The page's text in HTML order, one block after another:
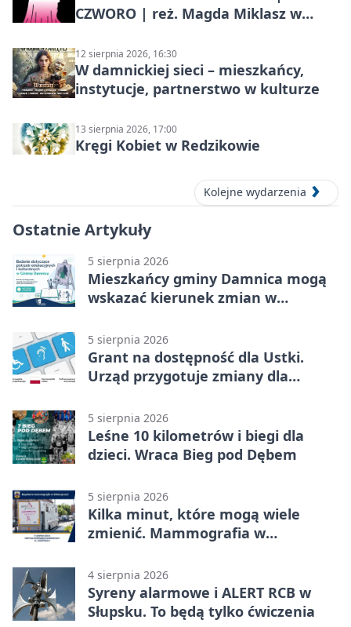
CZWORO | reż. Magda Miklasz w
12 sierpnia 2026, 16:30
W damnickiej sieci – mieszkańcy,
instytucje, partnerstwo w kulturze
13 sierpnia 2026, 17:00
Kręgi Kobiet w Redzikowie
Kolejne wydarzenia
Ostatnie Artykuły
5 sierpnia 2026
Mieszkańcy gminy Damnica mogą
wskazać kierunek zmian w
5 sierpnia 2026
Grant na dostępność dla Ustki.
Urząd przygotuje zmiany dla
5 sierpnia 2026
Leśne 10 kilometrów i biegi dla
dzieci. Wraca Bieg pod Dębem
5 sierpnia 2026
Kilka minut, które mogą wiele
zmienić. Mammografia w
4 sierpnia 2026
Syreny alarmowe i ALERT RCB w
Słupsku. To będą tylko ćwiczenia